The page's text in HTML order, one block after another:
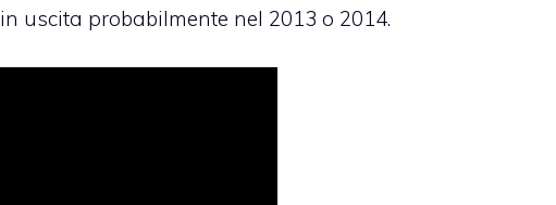
uscita probabilmente nel 2013 o 2014.